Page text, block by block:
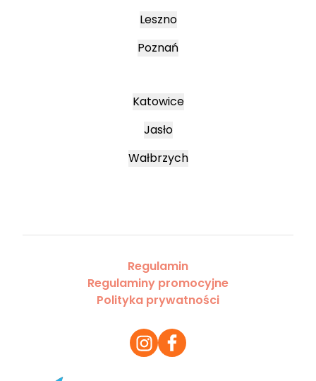
Leszno
Poznań
Katowice
Jasło
Wałbrzych
Regulamin
Regulaminy promocyjne
Polityka prywatności